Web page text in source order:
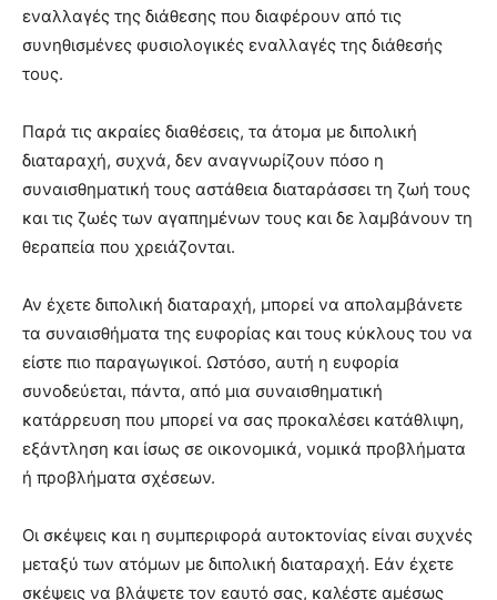
εναλλαγές της διάθεσης που διαφέρουν από τις
συνηθισμένες φυσιολογικές εναλλαγές της διάθεσής
τους.
Παρά τις ακραίες διαθέσεις, τα άτομα με διπολική
διαταραχή, συχνά, δεν αναγνωρίζουν πόσο η
συναισθηματική τους αστάθεια διαταράσσει τη ζωή τους
και τις ζωές των αγαπημένων τους και δε λαμβάνουν τη
θεραπεία που χρειάζονται.
Αν έχετε διπολική διαταραχή, μπορεί να απολαμβάνετε
τα συναισθήματα της ευφορίας και τους κύκλους του να
είστε πιο παραγωγικοί. Ωστόσο, αυτή η ευφορία
συνοδεύεται, πάντα, από μια συναισθηματική
κατάρρευση που μπορεί να σας προκαλέσει κατάθλιψη,
εξάντληση και ίσως σε οικονομικά, νομικά προβλήματα
ή προβλήματα σχέσεων.
Οι σκέψεις και η συμπεριφορά αυτοκτονίας είναι συχνές
μεταξύ των ατόμων με διπολική διαταραχή. Εάν έχετε
σκέψεις να βλάψετε τον εαυτό σας, καλέστε αμέσως